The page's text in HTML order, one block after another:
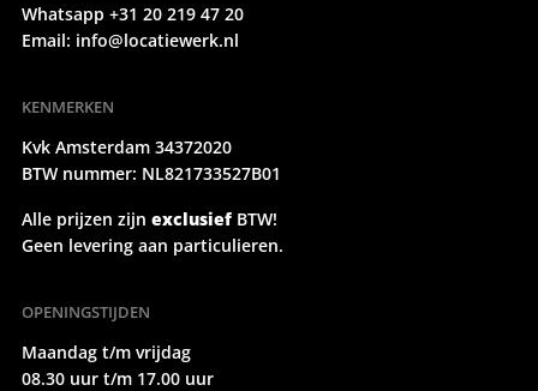
Whatsapp +31 20 219 47 20
Email: info@locatiewerk.nl
KENMERKEN
Kvk Amsterdam 34372020
BTW nummer: NL821733527B01
Alle prijzen zijn exclusiefBTW!
Geen levering aan particulieren.
OPENINGSTIJDEN
Maandag t/m vrijdag
08.30 uur t/m 17.00 uur